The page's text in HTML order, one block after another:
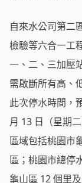
自來水公司第二
檢驗等六合一工
一、二、三加壓
需啟斷所有高、
此次停水時間，
月 13 日（星期
區域包括桃園市
區；桃園市總停
龜山區 12 個里